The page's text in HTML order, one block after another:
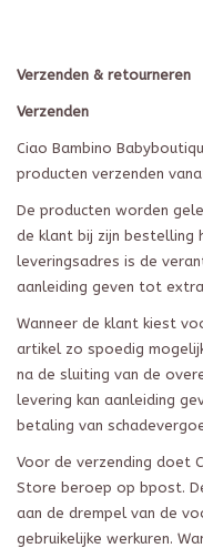
Verzenden & retourneren
Verzenden
Ciao Bambino
producten verzenden
De producten worden
de klant bij zijn bestelling
leveringsadres is de
aanleiding geven tot
Wanneer de klant kiest
artikel zo spoedig
na de sluiting van de
levering kan aanleiding
betaling van
Voor de verzending doet
Store beroep op bpost.
aan de drempel van de
gebruikelijke werkuren.